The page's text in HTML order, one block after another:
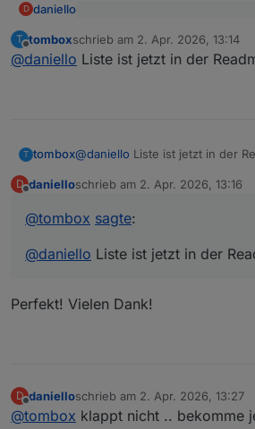
D daniello
@daniello
gibt es
Ja .. es ist eine Nummer ..
dabei raus kommt .. finde keine
T
Offline
tomboxschrieb am 2. Apr. 2026, 13:14
zuletzt editiert von
@daniello Liste ist jetzt in der
T tombox@daniello Liste ist jetzt in der
D danielloschrieb am 2. Apr. 2026, 13:16
zuletzt editiert von
@tombox sagte:
@daniello Liste ist jetzt in der
Perfekt! Vielen Dank!
D
Offline
danielloschrieb am 2. Apr. 2026, 13:27
zuletzt editiert von
@tombox klappt nicht .. bekomme